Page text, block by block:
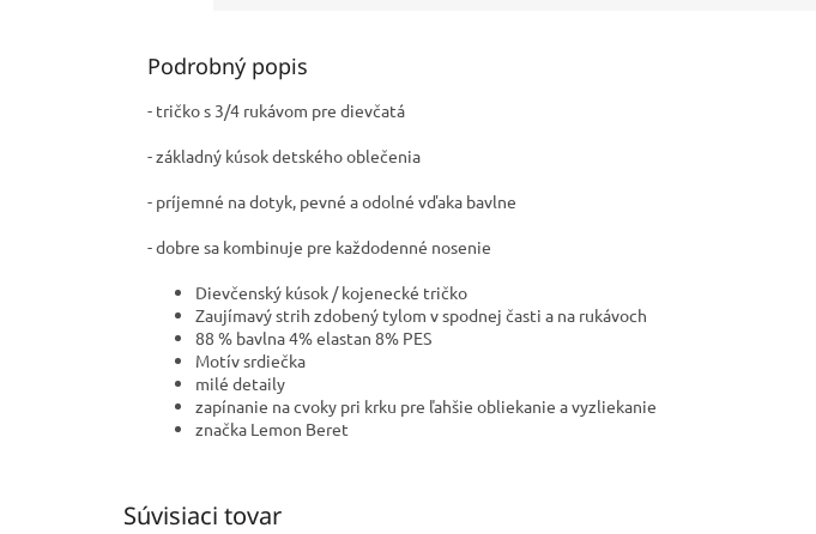
Podrobný popis
- tričko s 3/4 rukávom pre dievčatá
- základný kúsok detského oblečenia
- príjemné na dotyk, pevné a odolné vďaka bavlne
- dobre sa kombinuje pre každodenné nosenie
Dievčenský kúsok / kojenecké tričko
Zaujímavý strih zdobený tylom v spodnej časti a na rukávoch
88 % bavlna 4% elastan 8% PES
Motív srdiečka
milé detaily
zapínanie na cvoky pri krku pre ľahšie obliekanie a vyzliekanie
značka Lemon Beret
Súvisiaci tovar